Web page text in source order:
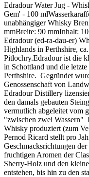
Edradour Water Jug -
Gem' - 100
unabhängiger Whisky
mmBreite: 90 mmInhalt:
Edradour (ed-ra-dau-er)
Highlands in Perthshire,
Pitlochry.Edradour ist die
in Schottland und die
Perthshire. Gegründet
Genossenschaft von
Edradour Distillery
den damals gebauten
vermutlich abgeleitet vom
"zwischen zwei Wassern"
Whisky produziert (zum
Pernod Ricard stellt pro
Geschmacksrichtungen
fruchtigen Aromen der
Sherry-Holz und den
entstehen, bis hin zu den